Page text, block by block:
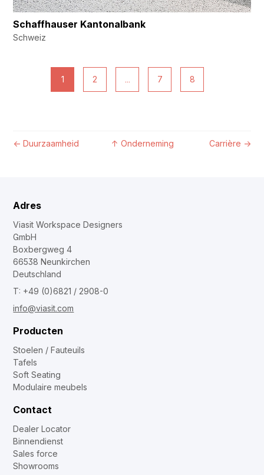
Schaffhauser Kantonalbank
Schweiz
1 2 ... 7 8
←Duurzaamheid ↑Onderneming Carrière →
Adres
Viasit Workspace Designers
GmbH
Boxbergweg 4
66538 Neunkirchen
Deutschland
T: +49 (0)6821 / 2908-0
info@viasit.com
Producten
Stoelen / Fauteuils
Tafels
Soft Seating
Modulaire meubels
Contact
Dealer Locator
Binnendienst
Sales force
Showrooms